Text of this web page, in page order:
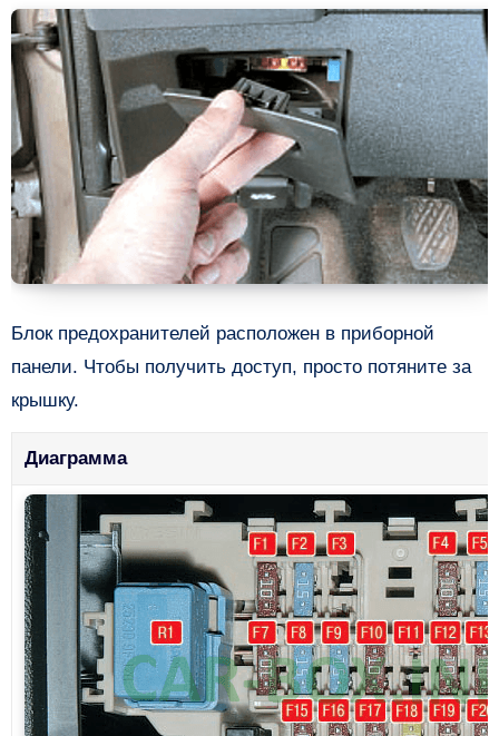
Блок предохранителей расположен в приборной
панели. Чтобы получить доступ, просто потяните за
крышку.
Диаграмма